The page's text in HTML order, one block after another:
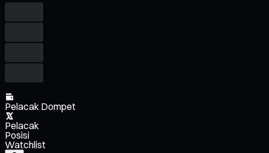
Pelacak Dompet
Pelacak
Posisi
Watchlist